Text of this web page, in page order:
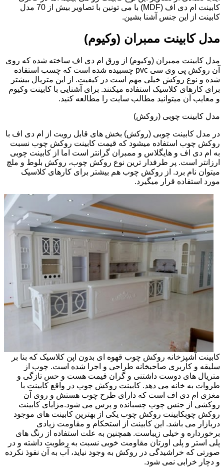
کابینت ام دی اف (MDF) با می تونین با تصاویر بیش از 70 مدل
کابینت از این جنس آشنا بشین.
مدل کابینت ممبران (وکیوم)
مدل کابینت ممبران (وکیوم) از ورق ام دی اف ساخته شده که روی
آن روکش پی وی سی pvc چسبیده شده است که چسب استفاده
شده و نوع روکش خیلی مهم است در کیفیت. از این متریال بیشتر
برای کارهای کلاسیک استفاده میکنند. برای آشنایی با کابینت وکیوم
و معایب آن میتوانید مطالب سایت را مطالعه کنید.
مدل کابینت چوبی (روکش)
در مدل کابینت چوبی (روکش) بخش های قابل رویت از ام دی اف با
روکش چوب استفاده میشود که قیمت کابینت روکش چوب نسبت
به ام دی اف و هایگلاس و ممبران گرانتر است اما از کابینت چوبی
ارزانتر است. پر طرفدار ترین نوع روکش چوب، روکش بلوط و ملچ
میتوان نام برد. از روکش چوب هم بیشتر برای کارهای کلاسیک
مورد استفاده قرار میگیرد.
کابینت آشپزخانه روکش چوب قهوه ای بدون اپن کلاسیک که بنا بر
سلیقه و کاربری صاحبخانه طراحی و اجرا شده است. چوب از
متریال های دوست داشتنی و گران قیمت هست و حس تازگی و
طروات به خانه می دهد. کابینت روکش چوب در واقع کابینت با
مغزی ام دی اف است که دارای طرح چوب هستش و روی آن
روکشی از جنس چوب چسبانده و پرس می شود.مزایای کابینت
روکش چوبکابینت روکش چوب یکی از بهترین کابینت های موجود
دربازار می باشد. این کابینت از استحکام و مقاومت زیادی
برخورداره و خیلی زیباست. همچنین به علت استفاده از رنگ های
پلی استر و پلی اورتان مقاومت خوبی نسبت به رطوبت داشته و در
صورتی که خراشیدگی در روکش به وجود نیاید، آب به آن نفوذ نکرده
و دچار خرابی نمی شود.